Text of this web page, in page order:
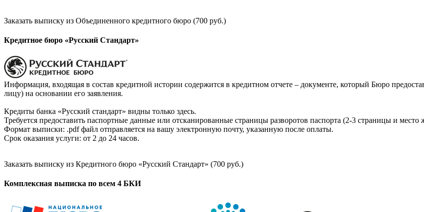
Заказать выписку из Объединенного кредитного бюро (700 руб.)
Кредитное бюро «Русский Стандарт»
Информация, входящая в состав кредитной истории содержится в кредитном отчете – документе, который Бюро
лицу) на основании его заявления.
Кредиты банка «Русский стандарт» видны только здесь.
Требуется предоставить паспортные данные или отсканированные страницы разворотов паспорта (2-3 страницы и место
Формат выписки: .pdf файл отправляется на вашу электронную почту, указанную после оплаты.
Срок оказания услуги: от 2 до 24 часов.
Заказать выписку из Кредитного бюро «Русский Стандарт» (700 руб.)
Комплексная выписка по всем 4 БКИ